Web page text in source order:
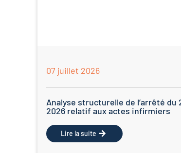
07 juillet 2026
Analyse structurelle de l’arrêté du
2026 relatif aux actes infirmiers
Lire la suite